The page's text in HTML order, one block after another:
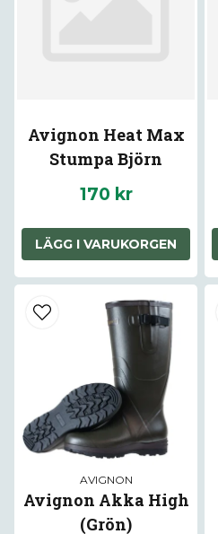
Avignon Heat Max
Stumpa Björn
170 kr
LÄGG I VARUKORGEN
AVIGNON
Avignon Akka High
(Grön)